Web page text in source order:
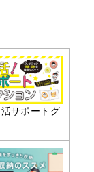
サポートグ